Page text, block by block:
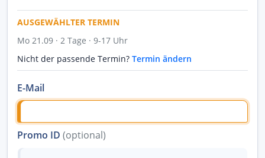
AUSGEWÄHLTER TERMIN
Mo 21.09 · 2 Tage · 9-17 Uhr
Nicht der passende Termin? Termin ändern
E-Mail
Promo ID (optional)